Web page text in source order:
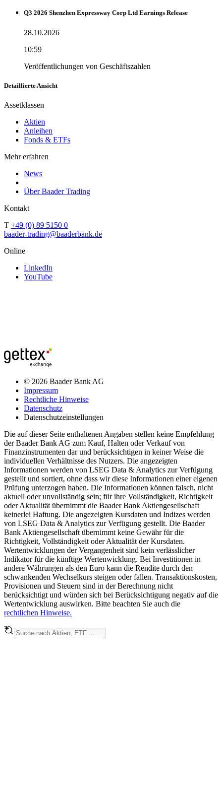
Q3 2026 Shenzhen Expressway Corp Ltd Earnings Release
28.10.2026
10:59
Veröffentlichungen von Geschäftszahlen
Detaillierte Ansicht
Assetklassen
Aktien
Anleihen
Fonds & ETFs
Mehr erfahren
News
Über Baader Trading
Kontakt
T +49 (0) 89 5150 0
baader-trading@baaderbank.de
Online
LinkedIn
YouTube
© 2026 Baader Bank AG
Impressum
Rechtliche Hinweise
Datenschutz
Datenschutzeinstellungen
Die auf dieser Seite enthaltenen Angaben stellen keine Empfehlung
der Baader Bank AG zum Kauf, Halten oder Verkauf von
Finanzinstrumenten dar und berücksichtigen in keiner Weise die
individuellen Verhältnisse des Nutzers. Die angezeigten
Informationen werden von LSEG Data & Analytics zur Verfügung
gestellt und sortiert, ohne dass wir diese Informationen einer eigenen
Prüfung unterzogen haben. Die Informationen können falsch, nicht
aktuell oder unvollständig sein; für ihre Vollständigkeit, Richtigkeit
oder Aktualität übernimmt die Baader Bank Aktiengesellschaft
keinerlei Haftung. Die angezeigten Kursdaten und Indizes werden
von LSEG Data & Analytics zur Verfügung gestellt. Die Baader
Bank Aktiengesellschaft übernimmt keine Gewähr für die
Richtigkeit, Vollständigkeit oder Aktualität der Kursdaten.
Wertentwicklungen der Vergangenheit sind kein verlässlicher
Indikator für die künftige Wertenwicklung. Bei Investitionen in
andere Währungen als den Euro kann die Rendite durch den
schwankenden Wechselkurs steigen oder fallen. Transaktionskosten,
Provisionen und Steuern sind in der Berechnung nicht
berücksichtigt und würden sich bei Berücksichtigung negativ auf die
Wertentwicklung auswirken. Bitte beachten Sie auch die
rechtlichen Hinweise.